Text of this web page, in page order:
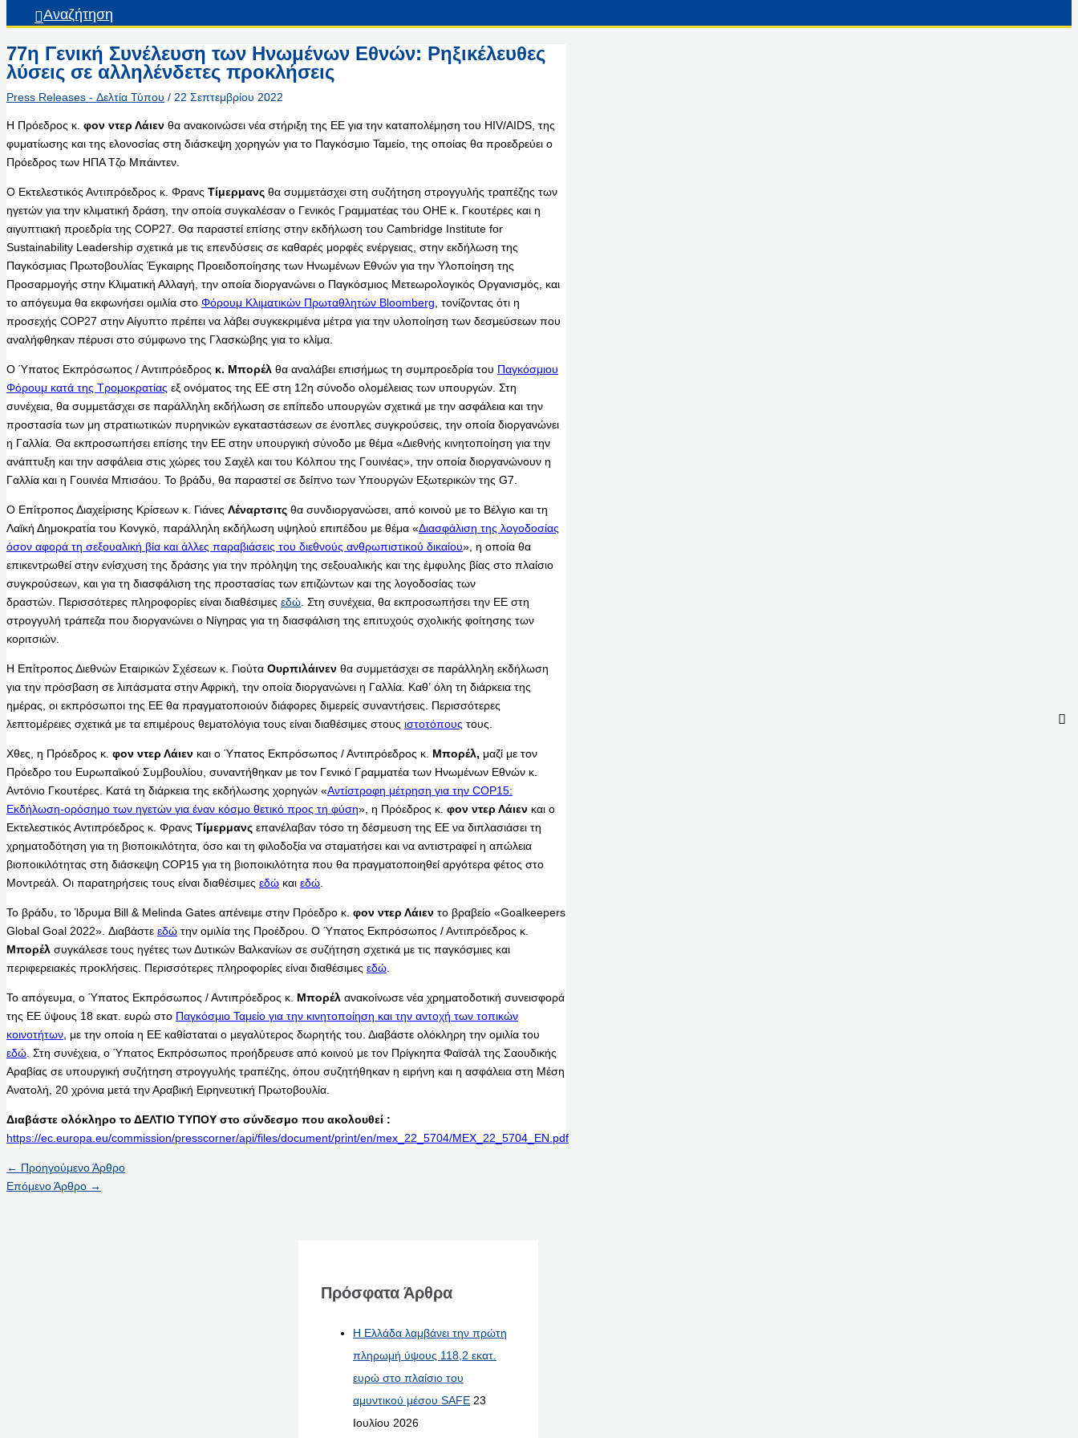
Αναζήτηση
77η Γενική Συνέλευση των Ηνωμένων Εθνών: Ρηξικέλευθες
λύσεις σε αλληλένδετες προκλήσεις
Press Releases - Δελτία Τύπου / 22 Σεπτεμβρίου 2022
Η Πρόεδρος κ. φον ντερ Λάιεν θα ανακοινώσει νέα στήριξη της ΕΕ για την καταπολέμηση του HIV/AIDS, της
φυματίωσης και της ελονοσίας στη διάσκεψη χορηγών για το Παγκόσμιο Ταμείο, της οποίας θα προεδρεύει ο
Πρόεδρος των ΗΠΑ Τζο Μπάιντεν.
Ο Εκτελεστικός Αντιπρόεδρος κ. Φρανς Τίμερμανς θα συμμετάσχει στη συζήτηση στρογγυλής τραπέζης των
ηγετών για την κλιματική δράση, την οποία συγκαλέσαν ο Γενικός Γραμματέας του ΟΗΕ κ. Γκουτέρες και η
αιγυπτιακή προεδρία της COP27. Θα παραστεί επίσης στην εκδήλωση του Cambridge Institute for
Sustainability Leadership σχετικά με τις επενδύσεις σε καθαρές μορφές ενέργειας, στην εκδήλωση της
Παγκόσμιας Πρωτοβουλίας Έγκαιρης Προειδοποίησης των Ηνωμένων Εθνών για την Υλοποίηση της
Προσαρμογής στην Κλιματική Αλλαγή, την οποία διοργανώνει ο Παγκόσμιος Μετεωρολογικός Οργανισμός, και
το απόγευμα θα εκφωνήσει ομιλία στο Φόρουμ Κλιματικών Πρωταθλητών Bloomberg , τονίζοντας ότι η
προσεχής COP27 στην Αίγυπτο πρέπει να λάβει συγκεκριμένα μέτρα για την υλοποίηση των δεσμεύσεων που
αναλήφθηκαν πέρυσι στο σύμφωνο της Γλασκώβης για το κλίμα.
Ο Ύπατος Εκπρόσωπος / Αντιπρόεδρος κ. Μπορέλ θα αναλάβει επισήμως τη συμπροεδρία του Παγκόσμιου
Φόρουμ κατά της Τρομοκρατίας εξ ονόματος της ΕΕ στη 12η σύνοδο ολομέλειας των υπουργών. Στη
συνέχεια, θα συμμετάσχει σε παράλληλη εκδήλωση σε επίπεδο υπουργών σχετικά με την ασφάλεια και την
προστασία των μη στρατιωτικών πυρηνικών εγκαταστάσεων σε ένοπλες συγκρούσεις, την οποία διοργανώνει
η Γαλλία. Θα εκπροσωπήσει επίσης την ΕΕ στην υπουργική σύνοδο με θέμα «Διεθνής κινητοποίηση για την
ανάπτυξη και την ασφάλεια στις χώρες του Σαχέλ και του Κόλπου της Γουινέας», την οποία διοργανώνουν η
Γαλλία και η Γουινέα Μπισάου. Το βράδυ, θα παραστεί σε δείπνο των Υπουργών Εξωτερικών της G7.
Ο Επίτροπος Διαχείρισης Κρίσεων κ. Γιάνες Λέναρτσιτς θα συνδιοργανώσει, από κοινού με το Βέλγιο και τη
Λαϊκή Δημοκρατία του Κονγκό, παράλληλη εκδήλωση υψηλού επιπέδου με θέμα «Διασφάλιση της λογοδοσίας
όσον αφορά τη σεξουαλική βία και άλλες παραβιάσεις του διεθνούς ανθρωπιστικού δικαίου», η οποία θα
επικεντρωθεί στην ενίσχυση της δράσης για την πρόληψη της σεξουαλικής και της έμφυλης βίας στο πλαίσιο
συγκρούσεων, και για τη διασφάλιση της προστασίας των επιζώντων και της λογοδοσίας των
δραστών. Περισσότερες πληροφορίες είναι διαθέσιμες εδώ . Στη συνέχεια, θα εκπροσωπήσει την ΕΕ στη
στρογγυλή τράπεζα που διοργανώνει ο Νίγηρας για τη διασφάλιση της επιτυχούς σχολικής φοίτησης των
κοριτσιών.
Η Επίτροπος Διεθνών Εταιρικών Σχέσεων κ. Γιούτα Ουρπιλάινεν θα συμμετάσχει σε παράλληλη εκδήλωση
για την πρόσβαση σε λιπάσματα στην Αφρική, την οποία διοργανώνει η Γαλλία. Καθ’ όλη τη διάρκεια της
ημέρας, οι εκπρόσωποι της ΕΕ θα πραγματοποιούν διάφορες διμερείς συναντήσεις. Περισσότερες
λεπτομέρειες σχετικά με τα επιμέρους θεματολόγια τους είναι διαθέσιμες στους ιστοτόπους τους.
Χθες, η Πρόεδρος κ. φον ντερ Λάιεν και ο Ύπατος Εκπρόσωπος / Αντιπρόεδρος κ. Μπορέλ, μαζί με τον
Πρόεδρο του Ευρωπαϊκού Συμβουλίου, συναντήθηκαν με τον Γενικό Γραμματέα των Ηνωμένων Εθνών κ.
Αντόνιο Γκουτέρες. Κατά τη διάρκεια της εκδήλωσης χορηγών «Αντίστροφη μέτρηση για την COP15:
Εκδήλωση-ορόσημο των ηγετών για έναν κόσμο θετικό προς τη φύση», η Πρόεδρος κ. φον ντερ Λάιεν και ο
Εκτελεστικός Αντιπρόεδρος κ. Φρανς Τίμερμανς επανέλαβαν τόσο τη δέσμευση της ΕΕ να διπλασιάσει τη
χρηματοδότηση για τη βιοποικιλότητα, όσο και τη φιλοδοξία να σταματήσει και να αντιστραφεί η απώλεια
βιοποικιλότητας στη διάσκεψη COP15 για τη βιοποικιλότητα που θα πραγματοποιηθεί αργότερα φέτος στο
Μοντρεάλ. Οι παρατηρήσεις τους είναι διαθέσιμες εδώ και εδώ
Το βράδυ, το Ίδρυμα Bill & Melinda Gates απένειμε στην Πρόεδρο κ. φον ντερ Λάιεν το βραβείο «Goalkeepers
Global Goal 2022». Διαβάστε εδώ την ομιλία της Προέδρου. Ο Ύπατος Εκπρόσωπος / Αντιπρόεδρος κ.
Μπορέλ συγκάλεσε τους ηγέτες των Δυτικών Βαλκανίων σε συζήτηση σχετικά με τις παγκόσμιες και
περιφερειακές προκλήσεις. Περισσότερες πληροφορίες είναι διαθέσιμες εδώ
Το απόγευμα, ο Ύπατος Εκπρόσωπος / Αντιπρόεδρος κ. Μπορέλ ανακοίνωσε νέα χρηματοδοτική συνεισφορά
της ΕΕ ύψους 18 εκατ. ευρώ στο Παγκόσμιο Ταμείο για την κινητοποίηση και την αντοχή των τοπικών
κοινοτήτων , με την οποία η ΕΕ καθίσταται ο μεγαλύτερος δωρητής του. Διαβάστε ολόκληρη την ομιλία του
εδώ . Στη συνέχεια, ο Ύπατος Εκπρόσωπος προήδρευσε από κοινού με τον Πρίγκηπα Φαϊσάλ της Σαουδικής
Αραβίας σε υπουργική συζήτηση στρογγυλής τραπέζης, όπου συζητήθηκαν η ειρήνη και η ασφάλεια στη Μέση
Ανατολή, 20 χρόνια μετά την Αραβική Ειρηνευτική Πρωτοβουλία.
Διαβάστε ολόκληρο το ΔΕΛΤΙΟ ΤΥΠΟΥ στο σύνδεσμο που ακολουθεί :
https://ec.europa.eu/commission/presscorner/api/files/document/print/en/mex_22_5704/MEX_22_5704_EN.pdf
← Προηγούμενο Άρθρο
Επόμενο Άρθρο →
Πρόσφατα Άρθρα
Η Ελλάδα λαμβάνει την πρώτη
πληρωμή ύψους 118,2 εκατ.
ευρώ στο πλαίσιο του
αμυντικού μέσου SAFE 23
Ιουλίου 2026